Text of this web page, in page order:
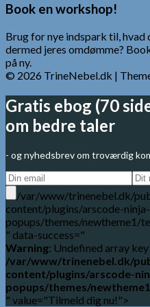
Book en workshop!
Brug for nye indspark til,
dermed jeres omdømme?
på ny.
© 2026 TrineNebel.dk |
Gratis ebog (70
om bedre taler
- og nyhedsbrev om troværdig
/var/www/trinenebel.dk/
content/plugins/arscode-ninja-
popups/themes/newtheme1/
" data-success="
Warning: Undefined array
/var/www/trinenebel.dk/
content/plugins/arscode-
popups/themes/
" value="Tilmeld dig nu!">